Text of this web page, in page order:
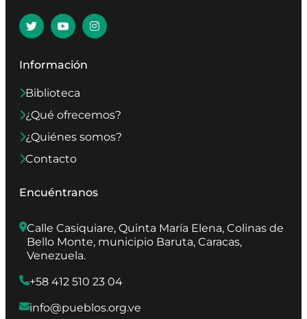
Información
Biblioteca
¿Qué ofrecemos?
¿Quiénes somos?
Contacto
Encuéntranos
Calle Casiquiare, Quinta María Elena, Colinas de
Bello Monte, municipio Baruta, Caracas,
Venezuela.
+58 412 510 23 04
info@pueblos.org.ve